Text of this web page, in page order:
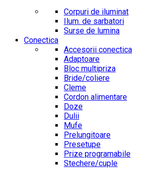
Corpuri de iluminat
Ilum. de sarbatori
Surse de lumina
Conectica
Accesorii conectica
Adaptoare
Bloc multipriza
Bride/coliere
Cleme
Cordon alimentare
Doze
Dulii
Mufe
Prelungitoare
Presetupe
Prize programabile
Stechere/cuple